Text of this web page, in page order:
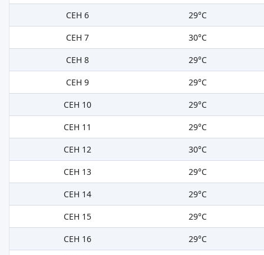
СЕН 6
29°C
СЕН 7
30°C
СЕН 8
29°C
СЕН 9
29°C
СЕН 10
29°C
СЕН 11
29°C
СЕН 12
30°C
СЕН 13
29°C
СЕН 14
29°C
СЕН 15
29°C
СЕН 16
29°C